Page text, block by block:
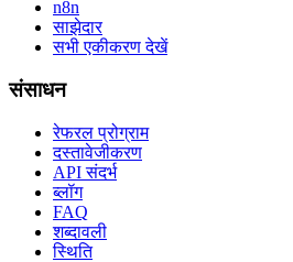
n8n
साझेदार
सभी एकीकरण देखें
संसाधन
रेफरल प्रोग्राम
दस्तावेजीकरण
API संदर्भ
ब्लॉग
FAQ
शब्दावली
स्थिति